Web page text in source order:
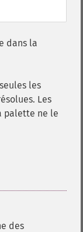
dans la
les
Les
palette ne le
des